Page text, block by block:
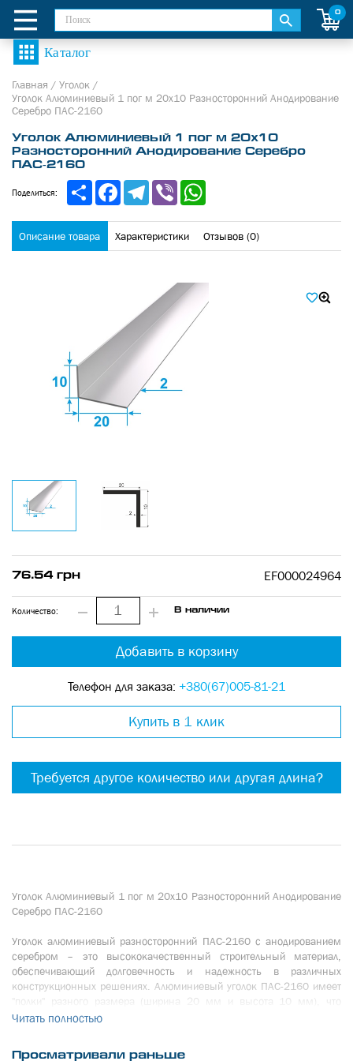
0
Главная / Уголок /
Уголок Алюминиевый 1 пог м 20х10 Разносторонний Анодирование
Серебро ПАС-2160
Уголок Алюминиевый 1 пог м 20х10
Разносторонний Анодирование Серебро
ПАС-2160
Описание товара Характеристики Отзывов (0)
Поделиться: ShareFacebookTelegram
Viber
76.54 грн EF000024964
Количество: В наличии
Добавить в корзину
Телефон для заказа: +380(67)005-81-21
Купить в 1 клик
Требуется другое количество или другая длина?
Уголок Алюминиевый 1 пог м 20х10 Разносторонний Анодирование
Серебро ПАС-2160
Уголок алюминиевый разносторонний ПАС-2160 с анодированием
серебром – это высококачественный строительный материал,
обеспечивающий долговечность и надежность в различных
конструкционных решениях. Алюминиевый уголок ПАС-2160 имеет
"полки" разного размера (ширина 20 мм и высота 10 мм), что
придает изделию жесткость и стойкость, делая его идеальным для
Читать полностью
Просматривали раньше